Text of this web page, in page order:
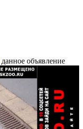
данное объявление